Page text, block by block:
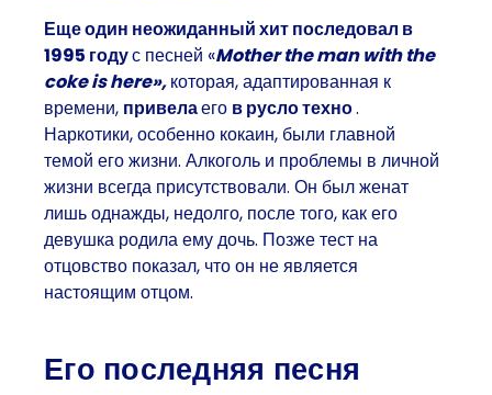
Еще один неожиданный хит последовал в
1995 годус песней «Mother the man with the
coke is here»,которая, адаптированная к
времени, привелаего в русло техно.
Наркотики, особенно кокаин, были главной
темой его жизни. Алкоголь и проблемы в личной
жизни всегда присутствовали. Он был женат
лишь однажды, недолго, после того, как его
девушка родила ему дочь. Позже тест на
отцовство показал, что он не является
настоящим отцом.
Его последняя песня